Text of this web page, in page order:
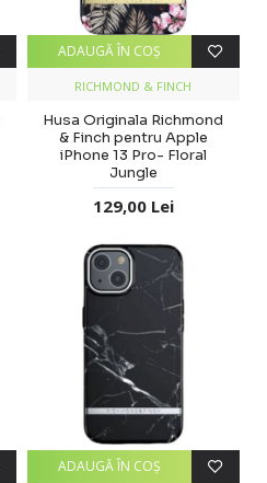
RICHMOND & FINCH
Husa Originala Richmond
& Finch pentru Apple
iPhone 13 Pro- Floral
Jungle
129,00 Lei
ADAUGĂ ÎN COŞ
ADAUGĂ ÎN COŞ